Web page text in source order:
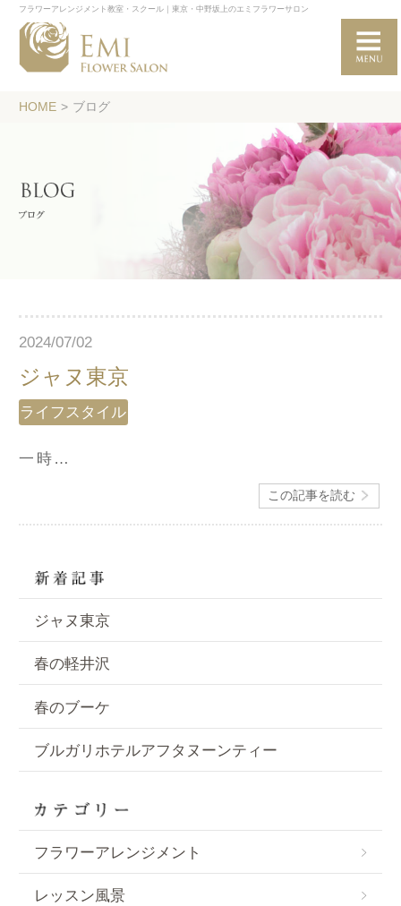
フラワーアレンジメント教室・スクール｜東京・中野坂上のエミフラワーサロン
HOME > ブログ
2024/07/02
ジャヌ東京
ライフスタイル
一時…
この記事を読む
ジャヌ東京
春の軽井沢
春のブーケ
ブルガリホテルアフタヌーンティー
フラワーアレンジメント
レッスン風景